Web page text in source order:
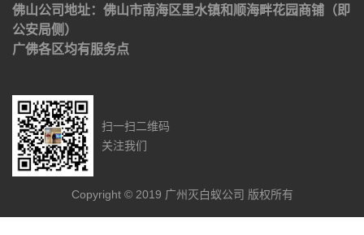
佛山公司地址：佛山市南海区里水镇和顺海畔花园商铺（即
公安局侧）
广佛各区均有服务点
扫一扫二维码
关注我们
Copyright © 2019 广州灭白蚁公司 版权所有